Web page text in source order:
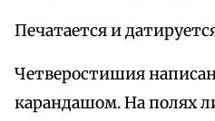
Печатается и
Четверостишия
карандашом. На полях